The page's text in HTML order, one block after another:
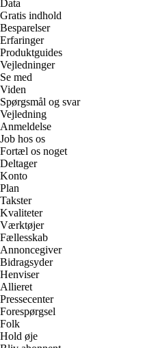
Data
Gratis indhold
Besparelser
Erfaringer
Produktguides
Vejledninger
Se med
Viden
Spørgsmål og svar
Vejledning
Anmeldelse
Job hos os
Fortæl os noget
Deltager
Konto
Plan
Takster
Kvaliteter
Værktøjer
Fællesskab
Annoncegiver
Bidragsyder
Henviser
Allieret
Pressecenter
Forespørgsel
Folk
Hold øje